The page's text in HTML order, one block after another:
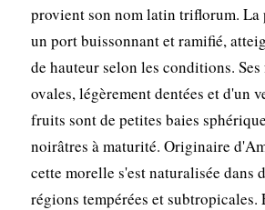
provient son nom latin triflorum. La
un port buissonnant et ramifié,
de hauteur selon les conditions.
ovales, légèrement dentées et d'un
fruits sont de petites baies
noirâtres à maturité. Originaire
cette morelle s'est naturalisée dans
régions tempérées et subtropicales.